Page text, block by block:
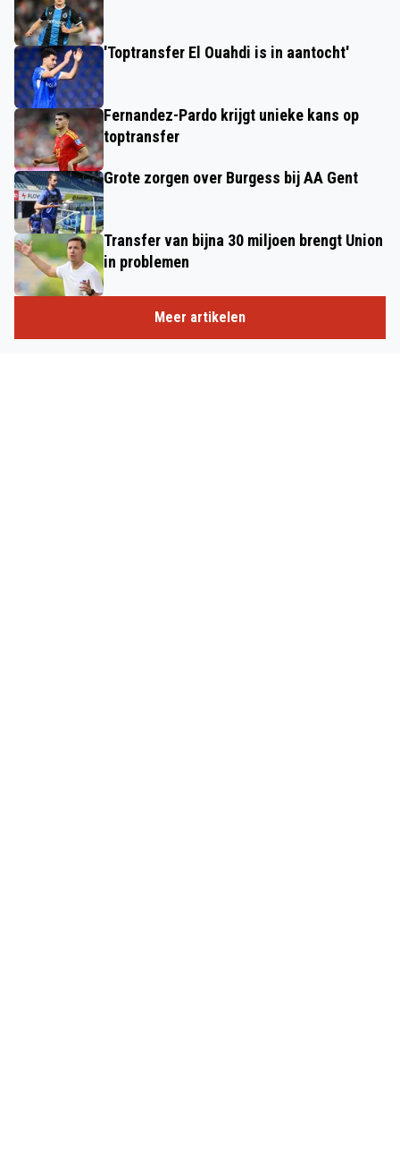
'Toptransfer El Ouahdi is in aantocht'
Fernandez-Pardo krijgt unieke kans op
toptransfer
Grote zorgen over Burgess bij AA Gent
Transfer van bijna 30 miljoen brengt Union
in problemen
Meer artikelen